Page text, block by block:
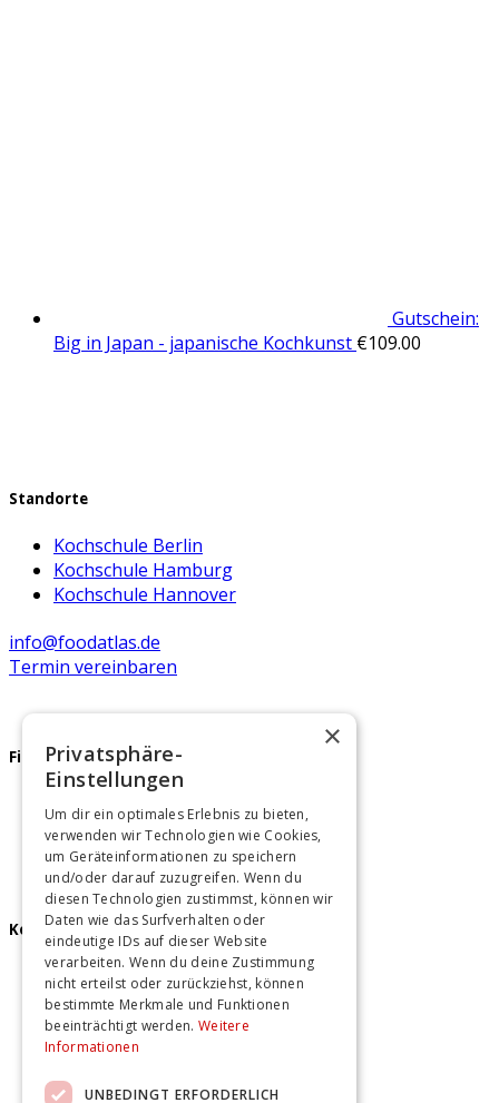
Gutschein:
Big in Japan - japanische Kochkunst €109.00
Standorte
Kochschule Berlin
Kochschule Hamburg
Kochschule Hannover
info@foodatlas.de
Termin vereinbaren
Firmenfeier
Teamevents Berlin
Teamevents Hamburg
Teamevents Hannover
Kochkurse
Kochkurse Berlin
Kochkurse Hamburg
Kochkurse Hannover
×
Privatsphäre-
Einstellungen
Um dir ein optimales Erlebnis zu bieten,
verwenden wir Technologien wie Cookies,
um Geräteinformationen zu speichern
und/oder darauf zuzugreifen. Wenn du
diesen Technologien zustimmst, können wir
Daten wie das Surfverhalten oder
eindeutige IDs auf dieser Website
verarbeiten. Wenn du deine Zustimmung
nicht erteilst oder zurückziehst, können
bestimmte Merkmale und Funktionen
beeinträchtigt werden. Weitere
Informationen
UNBEDINGT ERFORDERLICH